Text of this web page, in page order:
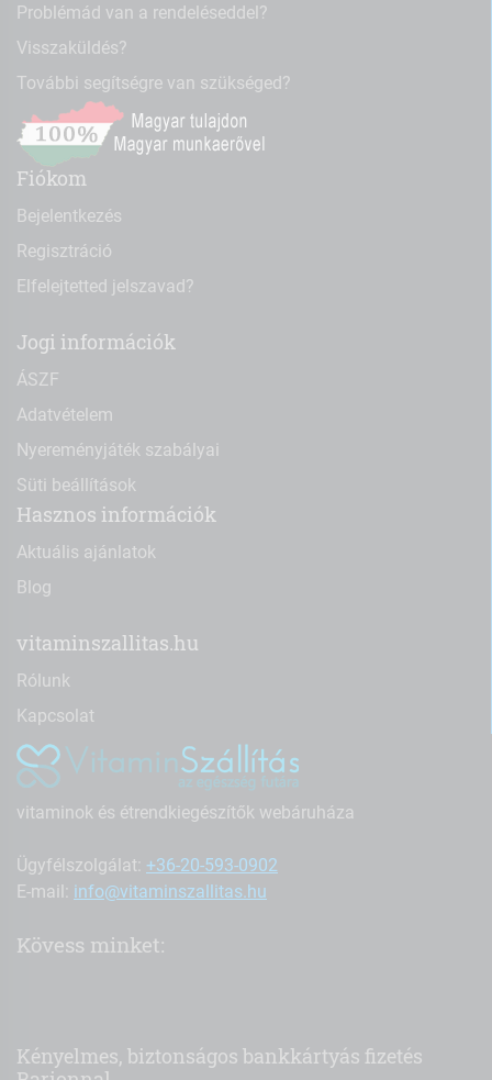
Problémád van a rendeléseddel?
Visszaküldés?
További segítségre van szükséged?
Fiókom
Bejelentkezés
Regisztráció
Elfelejtetted jelszavad?
Jogi információk
ÁSZF
Adatvételem
Nyereményjáték szabályai
Süti beállítások
Hasznos információk
Aktuális ajánlatok
Blog
vitaminszallitas.hu
Rólunk
Kapcsolat
vitaminok és étrendkiegészítők webáruháza
Ügyfélszolgálat: +36-20-593-0902
E-mail: info@vitaminszallitas.hu
Kövess minket:
Kényelmes, biztonságos bankkártyás fizetés